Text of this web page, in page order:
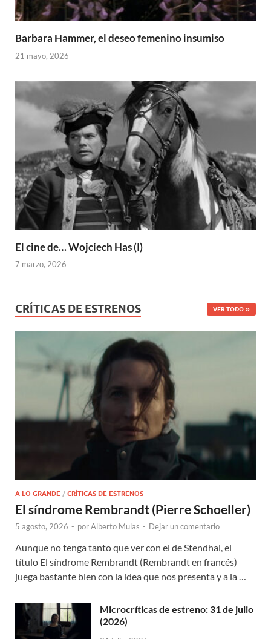
Barbara Hammer, el deseo femenino insumiso
21 mayo, 2026
El cine de… Wojciech Has (I)
7 marzo, 2026
CRÍTICAS DE ESTRENOS VER TODO
A LO GRANDE / CRÍTICAS DE ESTRENOS
El síndrome Rembrandt (Pierre Schoeller)
5 agosto, 2026 - porAlberto Mulas - Dejar un comentario
Aunque no tenga tanto que ver con el de Stendhal, el
título El síndrome Rembrandt (Rembrandt en francés)
juega bastante bien con la idea que nos presenta y a la …
Microcríticas de estreno: 31 de julio
(2026)